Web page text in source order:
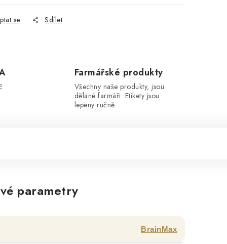
se Sdílet
Farmářské produkty
Všechny naše produkty, jsou
dělané farmáři. Etikety jsou
lepeny ručně.
parametry
BrainMax